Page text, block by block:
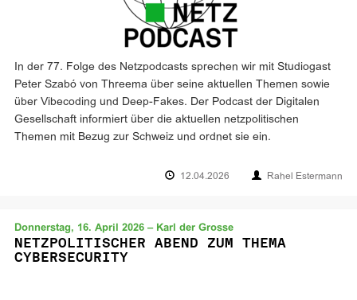
In der 77. Folge des Netzpodcasts sprechen wir mit Studiogast
Peter Szabó von Threema über seine aktuellen Themen sowie
über Vibecoding und Deep-Fakes. Der Podcast der Digitalen
Gesellschaft informiert über die aktuellen netzpolitischen
Themen mit Bezug zur Schweiz und ordnet sie ein.
12.04.2026 Rahel Estermann
Donnerstag, 16. April 2026 – Karl der Grosse
NETZPOLITISCHER ABEND ZUM THEMA
CYBERSECURITY